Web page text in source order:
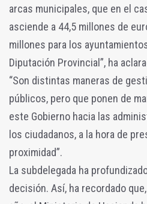
arcas municipales, que en el
asciende a 44,5 millones de
millones para los
Diputación Provincial”, ha
“Son distintas maneras de
públicos, pero que ponen de
este Gobierno hacia las
los ciudadanos, a la hora de
proximidad”.
La subdelegada ha
decisión. Así, ha recordado